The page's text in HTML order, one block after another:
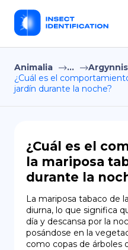
ES
Animalia ...
¿Cuál es el
jardín durante la noche?
¿Cuál es el
la mariposa
durante la
La mariposa tabaco de
diurna, lo que significa
día y descansa por la
posándose en la
como copas de árboles